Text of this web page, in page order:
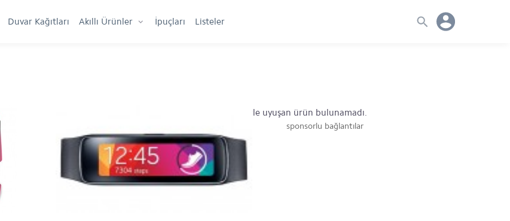
Duvar Kağıtları Akıllı Ürünler İpuçları Listeler
Yaptığınız seçimlerle uyuşan ürün bulunamadı.
sponsorlu bağlantılar